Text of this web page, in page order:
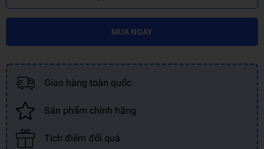
MUA NGAY
Giao hàng toàn quốc
Sản phẩm chính hãng
Tích điểm đổi quà